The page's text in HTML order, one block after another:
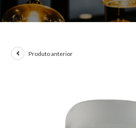
Produto anterior